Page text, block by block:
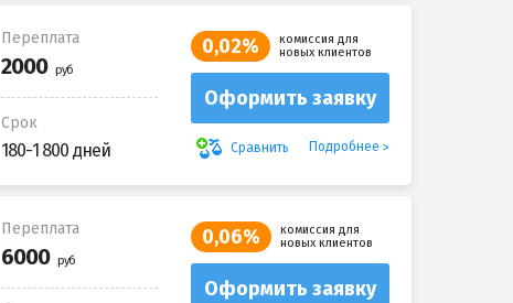
Переплата
Срок
180-1 800 дней
0,02%
комиссия для
новых клиентов
Оформить заявку
Сравнить Подробнее
Переплата 0,06%
комиссия для
новых клиентов
Оформить заявку